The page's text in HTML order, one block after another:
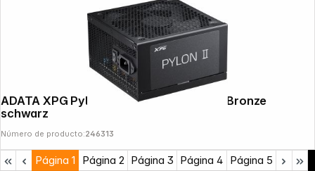
ADATA XPG Pylon II PSU 650W 80 PLUS Bronze
schwarz
Número de producto:246313
Página 1 Página 2 Página 3 Página 4 Página 5